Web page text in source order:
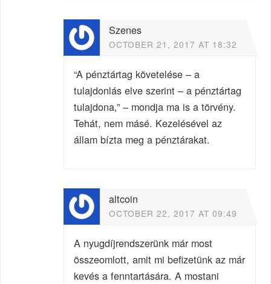
Szenes
OCTOBER 21, 2017 AT 18:32
“A pénztártag követelése – a
tulajdonlás elve szerint – a pénztártag
tulajdona,” – mondja ma is a törvény.
Tehát, nem másé. Kezelésével az
állam bízta meg a pénztárakat.
altcoin
OCTOBER 22, 2017 AT 09:49
A nyugdíjrendszerünk már most
összeomlott, amit mi befizetünk az már
kevés a fenntartására. A mostani